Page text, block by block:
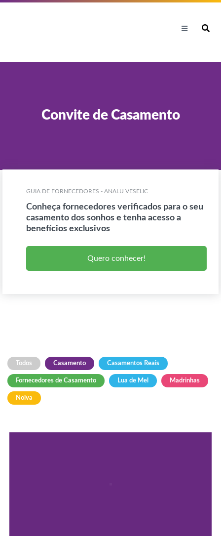
Convite de Casamento
GUIA DE FORNECEDORES - ANALU VESELIC
Conheça fornecedores verificados para o seu
casamento dos sonhos e tenha acesso a
benefícios exclusivos
Quero conhecer!
Todos Casamento Casamentos Reais
Fornecedores de Casamento Lua de Mel Madrinhas
Noiva